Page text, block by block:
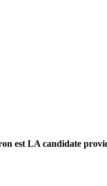
est LA candidate